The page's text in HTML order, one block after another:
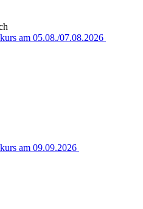
am 05.08./07.08.2026
am 09.09.2026